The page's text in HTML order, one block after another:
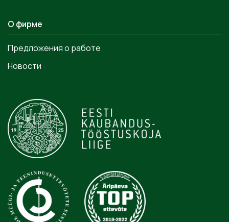
О фирме
Предложения о работе
Новости